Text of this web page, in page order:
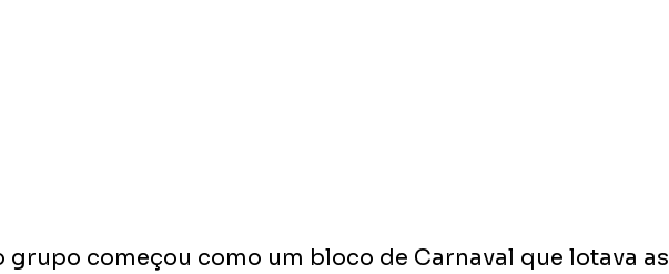
começou como um bloco de Carnaval que lotava as